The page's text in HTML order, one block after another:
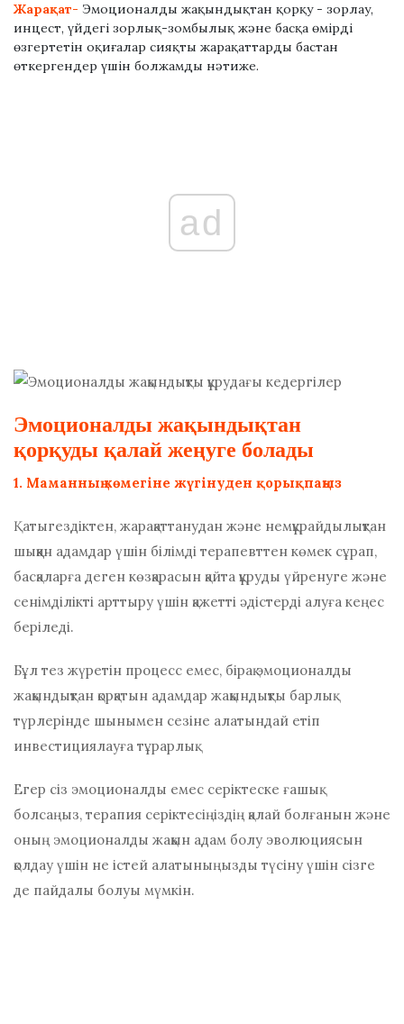
Жарақат- Эмоционалды жақындықтан қорқу - зорлау,
инцест, үйдегі зорлық-зомбылық және басқа өмірді
өзгертетін оқиғалар сияқты жарақаттарды бастан
өткергендер үшін болжамды нәтиже.
ad
Эмоционалды жақындықтан
қорқуды қалай жеңуге болады
1. Маманның көмегіне жүгінуден қорықпаңыз
Қатыгездіктен, жарақаттанудан және немқұрайдылықтан
шыққан адамдар үшін білімді терапевттен көмек сұрап,
басқаларға деген көзқарасын қайта құруды үйренуге және
сенімділікті арттыру үшін қажетті әдістерді алуға кеңес
беріледі.
Бұл тез жүретін процесс емес, бірақ эмоционалды
жақындықтан қорқатын адамдар жақындықты барлық
түрлерінде шынымен сезіне алатындай етіп
инвестициялауға тұрарлық.
Егер сіз эмоционалды емес серіктеске ғашық
болсаңыз, терапия серіктесіңіздің қалай болғанын және
оның эмоционалды жақын адам болу эволюциясын
қолдау үшін не істей алатыныңызды түсіну үшін сізге
де пайдалы болуы мүмкін.